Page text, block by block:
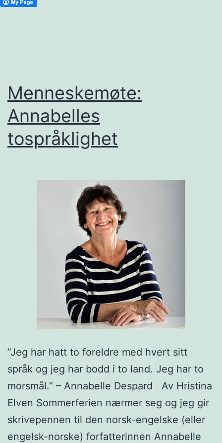
Menneskemøte:
Annabelles
tospråklighet
”Jeg har hatt to foreldre med hvert sitt
språk og jeg har bodd i to land. Jeg har to
morsmål.” – Annabelle Despard Av Hristina
Elven Sommerferien nærmer seg og jeg gir
skrivepennen til den norsk-engelske (eller
engelsk-norske) forfatterinnen Annabelle